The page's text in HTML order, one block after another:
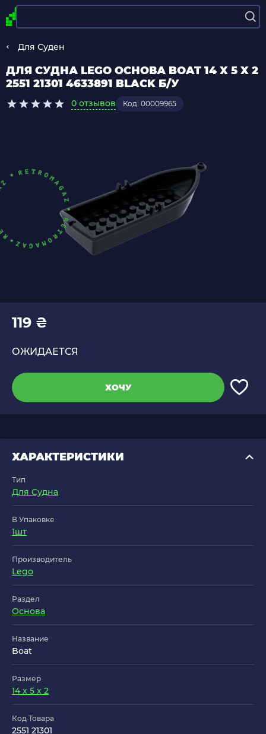
Для Суден
ДЛЯ СУДНА LEGO ОСНОВА BOAT 14 X 5 X 2
2551 21301 4633891 BLACK Б/У
0 отзывов Код: 00009965
119 ₴
ОЖИДАЕТСЯ
ХОЧУ
ХАРАКТЕРИСТИКИ
Тип
Для Судна
В Упаковке
1шт
Производитель
Lego
Раздел
Основа
Название
Boat
Размер
14 x 5 x 2
Код Товара
2551 21301